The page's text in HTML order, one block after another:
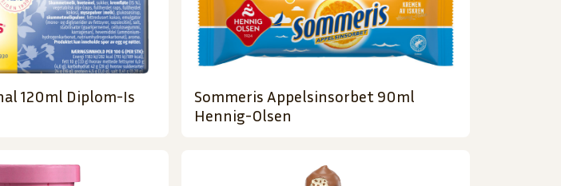
120ml Diplom-Is
Sommeris Appelsinsorbet 90ml
Hennig-Olsen